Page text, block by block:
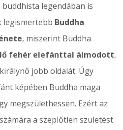
legendában is
legismertebb Buddha
, miszerint Buddha
fehér elefánttal álmodott,
jobb oldalát. Úgy
képében Buddha maga
megszülethessen. Ezért az
a szeplőtlen születést